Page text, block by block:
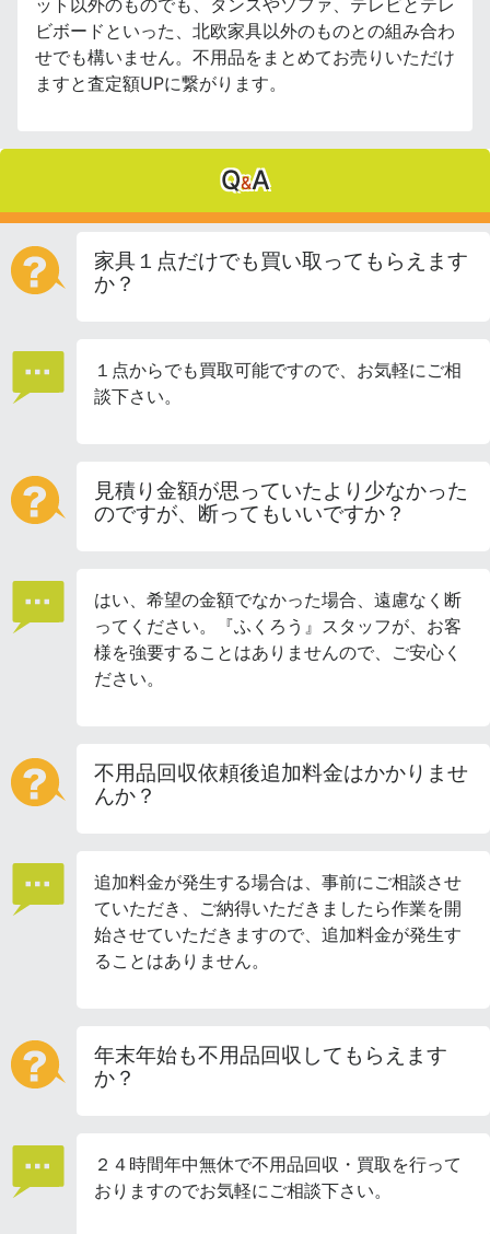
ット以外のものでも、タンスやソファ、テレビとテレ
ビボードといった、北欧家具以外のものとの組み合わ
せでも構いません。不用品をまとめてお売りいただけ
ますと査定額UPに繋がります。
Q&A
家具１点だけでも買い取ってもらえます
か？
１点からでも買取可能ですので、お気軽にご相
談下さい。
見積り金額が思っていたより少なかった
のですが、断ってもいいですか？
はい、希望の金額でなかった場合、遠慮なく断
ってください。『ふくろう』スタッフが、お客
様を強要することはありませんので、ご安心く
ださい。
不用品回収依頼後追加料金はかかりませ
んか？
追加料金が発生する場合は、事前にご相談させ
ていただき、ご納得いただきましたら作業を開
始させていただきますので、追加料金が発生す
ることはありません。
年末年始も不用品回収してもらえます
か？
２４時間年中無休で不用品回収・買取を行って
おりますのでお気軽にご相談下さい。